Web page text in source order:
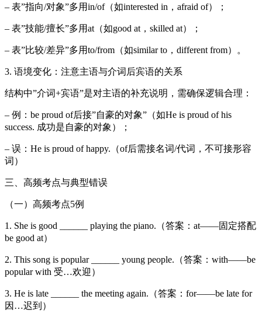
– 表”指向/对象”多用in/of（如interested in，afraid of）；
– 表”技能/擅长”多用at（如good at，skilled at）；
– 表”比较/差异”多用to/from（如similar to，different from）。
3. 语境变化：注意主语与介词后宾语的关系
结构中”介词+宾语”是对主语的补充说明，需确保逻辑合理：
– 例：be proud of后接”自豪的对象”（如He is proud of his
success. 成功是自豪的对象）；
– 误：He is proud of happy.（of后需接名词/代词，不可接形容
词）
三、高频考点与典型错误
（一）高频考点5例
1. She is good ______ playing the piano.（答案：at——固定搭配
be good at）
2. This song is popular ______ young people.（答案：with——be
popular with 受…欢迎）
3. He is late ______ the meeting again.（答案：for——be late for
因…迟到）